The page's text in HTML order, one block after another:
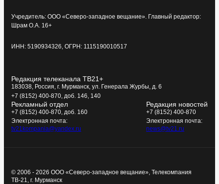
Учредитель: ООО «Северо-западное вещание». Главный редактор:
Шрам О.А. 16+
ИНН: 5190934326, ОГРН: 1115190010517
Редакция телеканала ТВ21+
183038, Россия, г. Мурманск, ул. Генерала Журбы, д. 6
+7 (8152) 400-870, доб. 146, 140
Рекламный отдел
+7 (8152) 400-870, доб. 160
Электронная почта:
tv21kompania@yandex.ru
Редакция новостей
+7 (8152) 400-870
Электронная почта:
news@tv21.ru
© 2006 - 2026 ООО «Северо-западное вещание», Телекомпания
ТВ-21, г. Мурманск